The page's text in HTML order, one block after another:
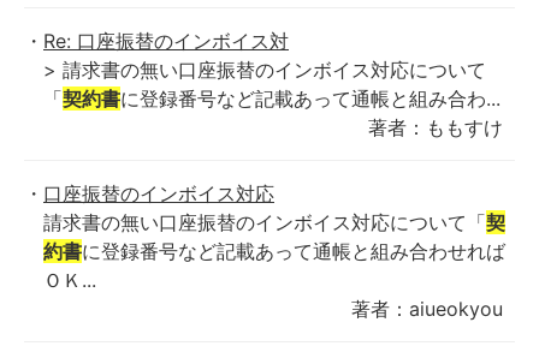
Re: 口座振替のインボイス対
> 請求書の無い口座振替のインボイス対応について
「契約書に登録番号など記載あって通帳と組み合わ...
著者：ももすけ
口座振替のインボイス対応
請求書の無い口座振替のインボイス対応について「契
約書に登録番号など記載あって通帳と組み合わせれば
ＯＫ...
著者：aiueokyou